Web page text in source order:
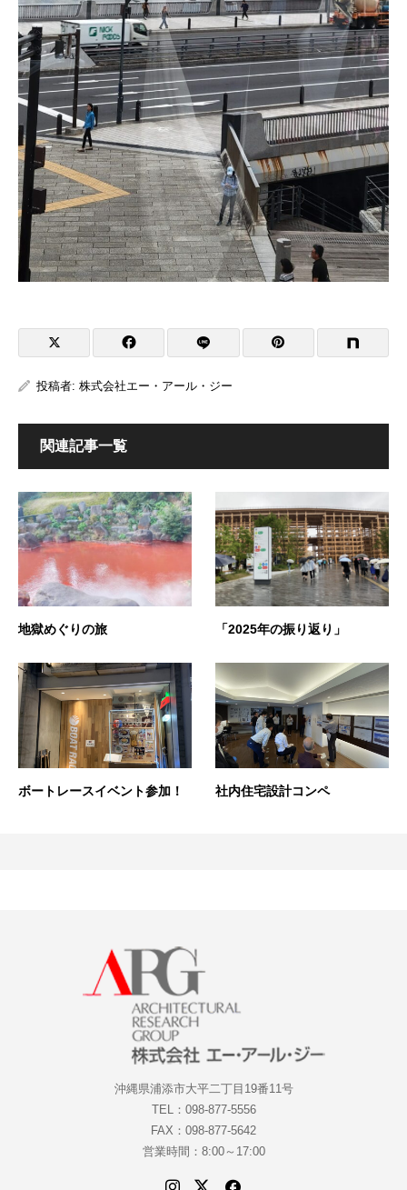
投稿者: 株式会社エー・アール・ジー
関連記事一覧
地獄めぐりの旅 「2025年の振り返り」
ボートレースイベント参加！ 社内住宅設計コンペ
沖縄県浦添市大平二丁目19番11号
TEL：098-877-5556
FAX：098-877-5642
営業時間：8:00～17:00